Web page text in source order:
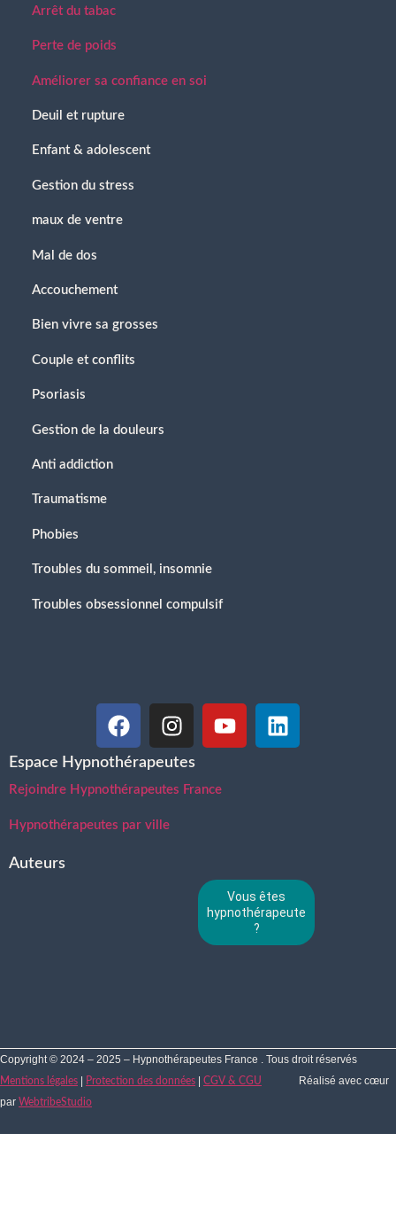
Arrêt du tabac
Perte de poids
Améliorer sa confiance en soi
Deuil et rupture
Enfant & adolescent
Gestion du stress
maux de ventre
Mal de dos
Accouchement
Bien vivre sa grosses
Couple et conflits
Psoriasis
Gestion de la douleurs
Anti addiction
Traumatisme
Phobies
Troubles du sommeil, insomnie
Troubles obsessionnel compulsif
Espace Hypnothérapeutes
Rejoindre Hypnothérapeutes France
Hypnothérapeutes par ville
Auteurs
Vous êtes
hypnothérapeute
?
Copyright © 2024 – 2025 – Hypnothérapeutes France . Tous droit réservés
Mentions légales Protection des données CGV & CGU
Réalisé avec cœur
par WebtribeStudio